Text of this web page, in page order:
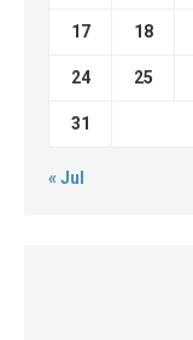
17 18
24 25
31
« Jul